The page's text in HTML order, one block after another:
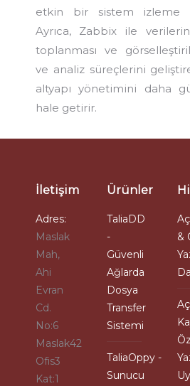
etkin bir sistem izleme
Ayrıca, Zabbix ile
toplanması ve
ve analiz süreçlerini
altyapı yönetimini daha
hale getirir.
İletişim
Adres:
Maslak
Mah,
Ahi
Evran
Cd.
No:6
Maslak42
Ofis3
Kat:1
Ürünler
TaliaDD
-
Güvenli
Ağlarda
Dosya
Transfer
Sistemi
TaliaOppy -
Sunucu
&